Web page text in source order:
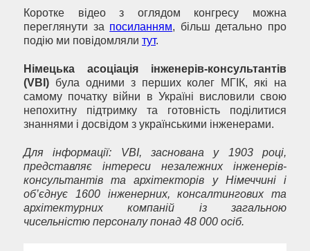
Коротке відео з оглядом конгресу можна
переглянути за посиланням, більш детально про
подію ми повідомляли тут.
Німецька асоціація інженерів-консультантів
(VBI) була одними з перших колег МГІК, які на
самому початку війни в Україні висловили свою
непохитну підтримку та готовність поділитися
знаннями і досвідом з українськими інженерами.
Для інформації: VBI, заснована у 1903 році,
представляє інтереси незалежних інженерів-
консультантів та архітекторів у Німеччині і
об’єднує 1600 інженерних, консалтингових та
архітектурних компаній із загальною
чисельністю персоналу понад 48 000 осіб.